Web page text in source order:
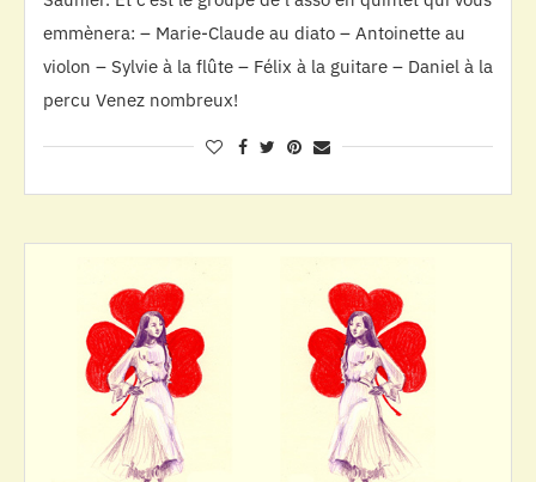
emmènera: – Marie-Claude au diato – Antoinette au
violon – Sylvie à la flûte – Félix à la guitare – Daniel à la
percu Venez nombreux!